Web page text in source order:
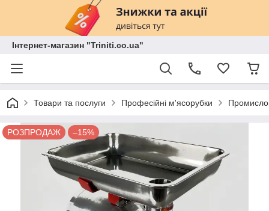
Інтернет-магазин "Triniti.co.ua"
Товари та послуги Професійні м'ясорубки
РОЗПРОДАЖ –15%